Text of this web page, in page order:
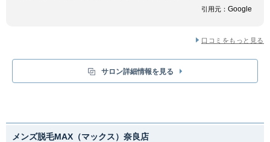
引用元： Google
口コミをもっと見る
サロン詳細情報を見る
メンズ脱毛MAX（マックス）奈良店